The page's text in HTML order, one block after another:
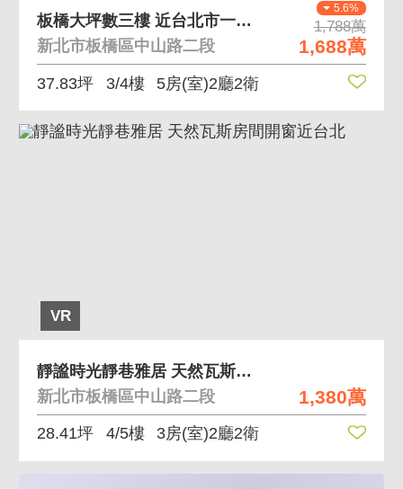
5.6%
1,788萬
1,688萬
板橋大坪數三樓 近台北市一橋之隔前後棟距通風佳
新北市板橋區中山路二段
37.83坪 3/4樓 5房(室)2廳2衛
VR
1,380萬
靜謐時光靜巷雅居 天然瓦斯房間開窗近台北
新北市板橋區中山路二段
28.41坪 4/5樓 3房(室)2廳2衛